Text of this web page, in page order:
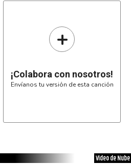
+
¡Colabora con nosotros!
Envíanos tu versión de esta canción
Video de